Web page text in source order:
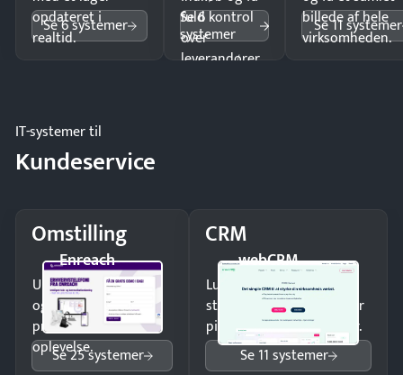
opdateret i
realtid.
Se 6 systemer
fuld kontrol
over
leverandører
Se 6
systemer
billede af hele
virksomheden.
Se 11 systemer
IT-systemer til
Kundeservice
Omstilling
Enreach
Undgå tabte opkald
og giv kunderne en
professionel
oplevelse.
Se 25 systemer
CRM
webCRM
Luk flere salg med et
struktureret overblik over
pipeline og opfølgninger.
Se 11 systemer